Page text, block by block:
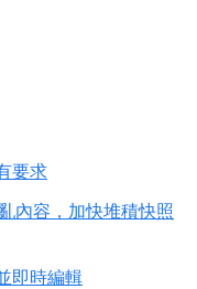
要求
內容，加快堆積快照
即時編輯